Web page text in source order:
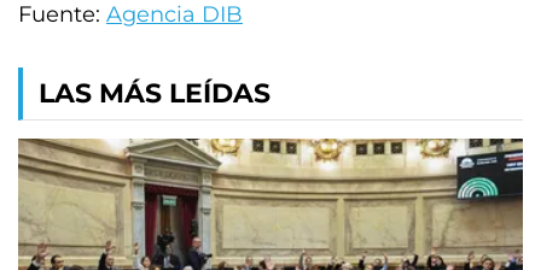
Fuente: Agencia DIB
LAS MÁS LEÍDAS